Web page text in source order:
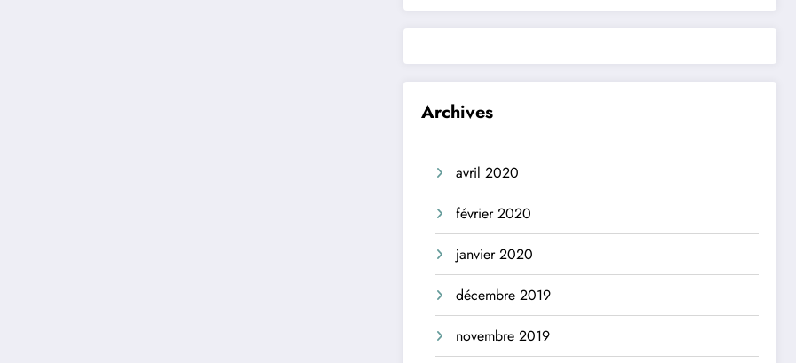
Archives
avril 2020
février 2020
janvier 2020
décembre 2019
novembre 2019